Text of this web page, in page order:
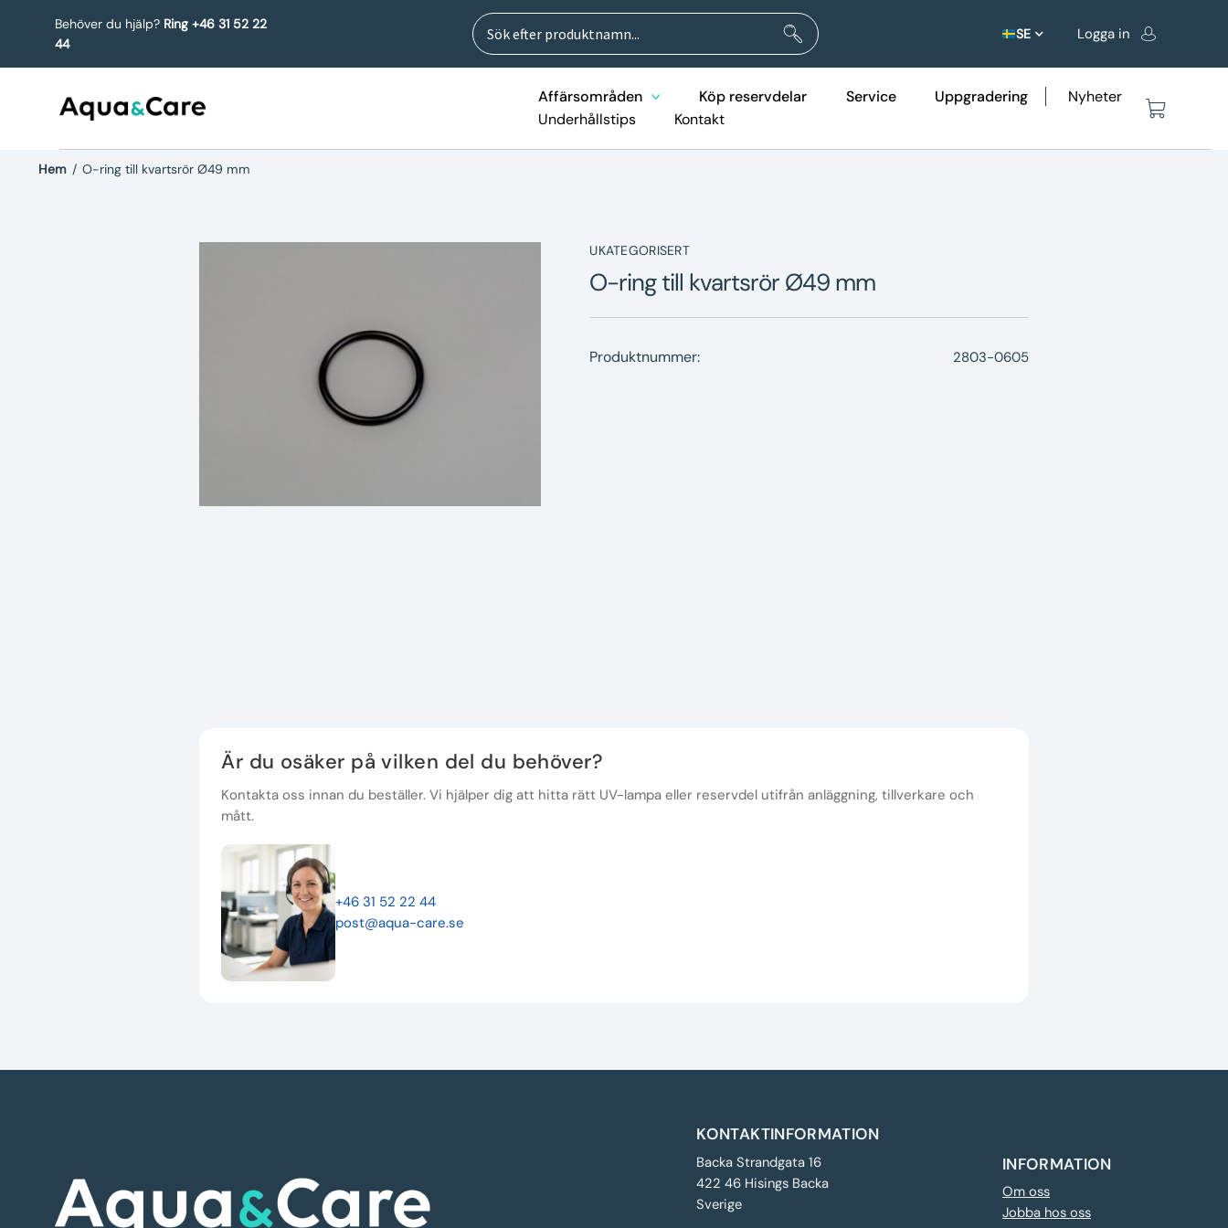
Behöver du hjälp? Ring +46 31 52 22
44
Sök
efter:
Sök
SE Logga in
Affärsområden Köp reservdelar Service Uppgradering
Nyheter
Underhållstips
Kontakt
Hem / O-ring till kvartsrör Ø49 mm
UKATEGORISERT
O-ring till kvartsrör Ø49 mm
Produktnummer: 2803-0605
Är du osäker på vilken del du behöver?
Kontakta oss innan du beställer. Vi hjälper dig att hitta rätt UV-lampa eller reservdel utifrån anläggning, tillverkare och
mått.
+46 31 52 22 44
post@aqua-care.se
KONTAKTINFORMATION
Backa Strandgata 16
422 46 Hisings Backa
Sverige
INFORMATION
Om oss
Jobba hos oss